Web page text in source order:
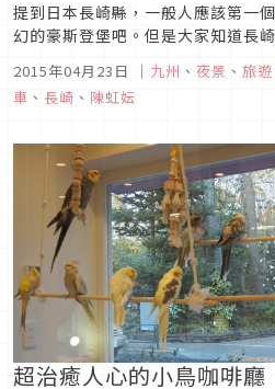
提到日本長崎縣，一般人應該第一
幻的豪斯登堡吧。但是大家知道長
景之一嗎？2012年以前世界三大夜
斯，2012年更新為香港、長崎稻佐
佐山也和函館、神戶並列日本三大
2015年04月23日 ｜ 九州 、 夜景 、 旅遊
車 、 長崎 、 陳虹妘
超治癒人心的小鳥咖啡廳